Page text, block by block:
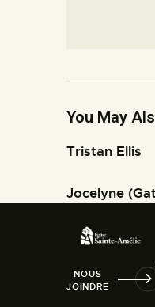
You May
Tristan Ellis
Jocelyne
NOUS
JOINDRE